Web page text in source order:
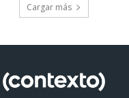
Cargar más